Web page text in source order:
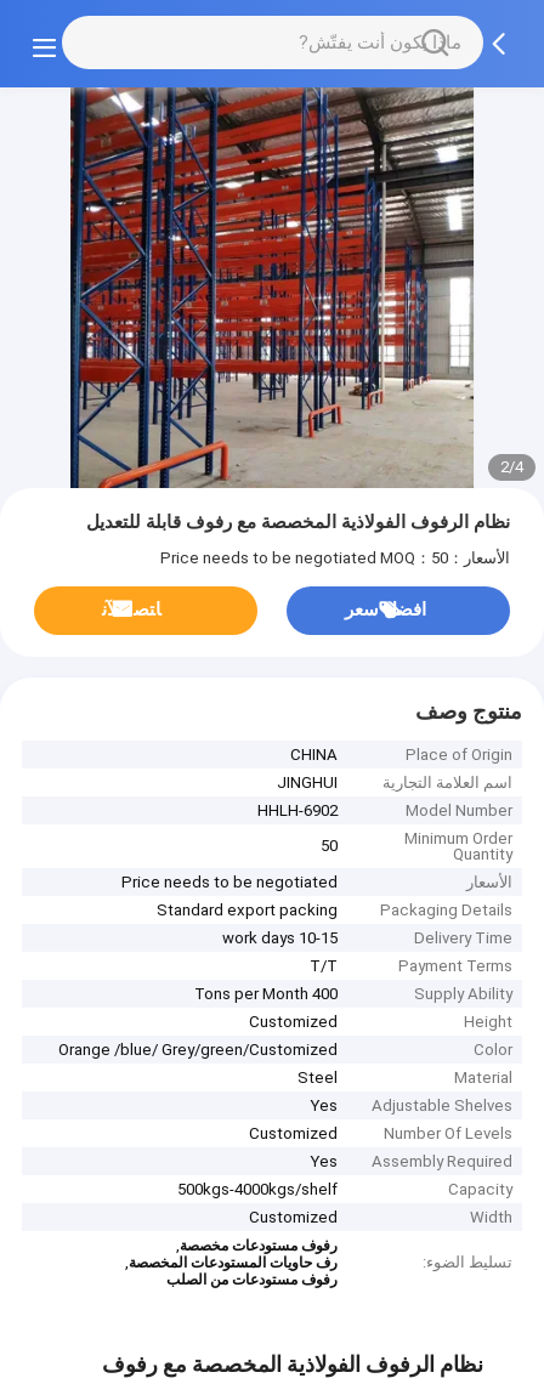
2/4
نظام الرفوف الفولاذية المخصصة مع رفوف قابلة للتعديل
الأسعار：Price needs to be negotiated MOQ：50
افضل سعر ﺎﺘﺼﻟ ﺍﻶﻧ
منتوج وصف
Place of Origin
CHINA
اسم العلامة التجارية
JINGHUI
Model Number
HHLH-6902
Minimum Order
Quantity
50
الأسعار
Price needs to be negotiated
Packaging Details
Standard export packing
Delivery Time
10-15 work days
Payment Terms
T/T
Supply Ability
400 Tons per Month
Height
Customized
Color
Orange /blue/ Grey/green/Customized
Material
Steel
Adjustable Shelves
Yes
Number Of Levels
Customized
Assembly Required
Yes
Capacity
500kgs-4000kgs/shelf
Width
Customized
تسليط الضوء:
رفوف مستودعات مخصصة,
رف حاويات المستودعات المخصصة,
رفوف مستودعات من الصلب
نظام الرفوف الفولاذية المخصصة مع رفوف